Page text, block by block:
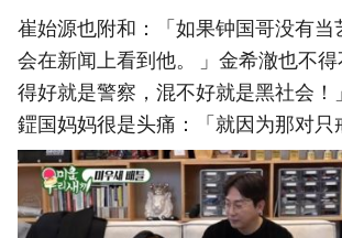
崔始源也附和：「如果钟国哥没有当
会在新闻上看到他。 」金希澈也不
得好就是警察，混不好就是黑社会！
鎠国妈妈很是头痛：「就因为那对只